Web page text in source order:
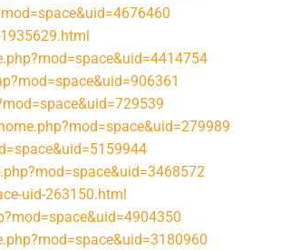
uid-263150.html